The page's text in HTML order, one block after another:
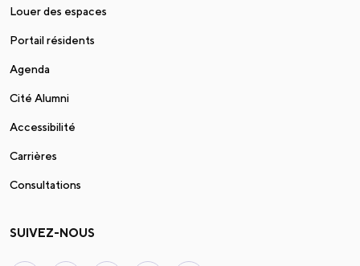
Louer des espaces
Portail résidents
Agenda
Cité Alumni
Accessibilité
Carrières
Consultations
SUIVEZ-NOUS